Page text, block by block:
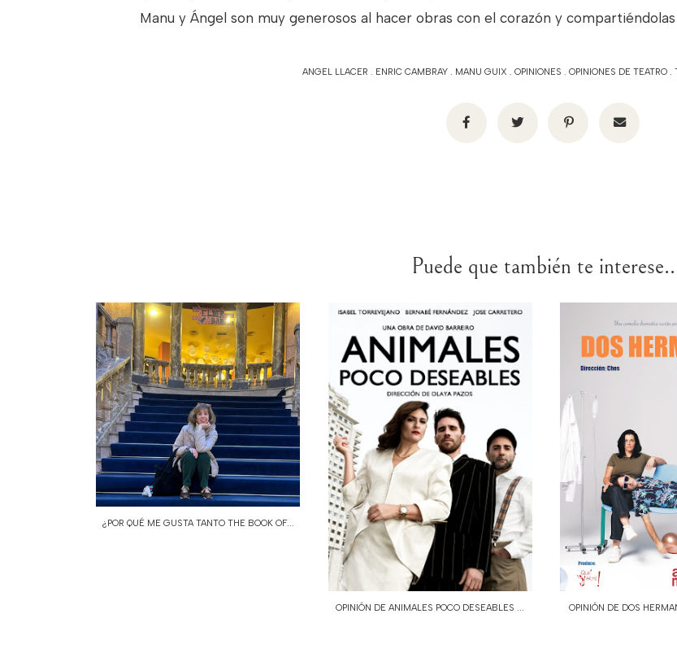
Manu y Ángel son muy generosos al hacer obras con el corazón y compartiéndolas
ANGEL LLACER . ENRIC CAMBRAY. MANU GUIX . OPINIONES . OPINIONES DE TEATRO.
Puede que también te
¿POR QUÉ ME GUSTA TANTO THE BOOK OF...
OPINIÓN DE ANIMALES POCO DESEABLES ... OPINIÓN DE DOS